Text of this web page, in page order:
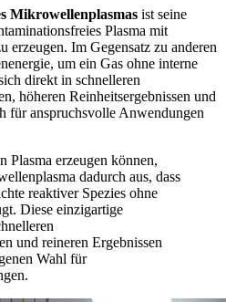
Mikrowellenplasmas ist seine
Plasma mit
erzeugen. Im Gegensatz zu anderen
um ein Gas ohne interne
direkt in schnelleren
höheren Reinheitsergebnissen und
für anspruchsvolle Anwendungen
Plasma erzeugen können,
dadurch aus, dass
reaktiver Spezies ohne
Diese einzigartige
und reineren Ergebnissen
Wahl für